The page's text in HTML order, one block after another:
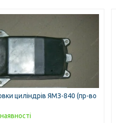
циліндрів ЯМЗ-840 (пр-во